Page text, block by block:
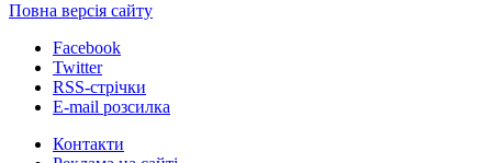
Повна версія сайту
Facebook
Twitter
RSS-стрічки
E-mail розсилка
Контакти